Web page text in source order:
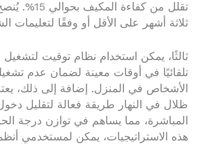
تقلل من كفاءة
ثلاثة أشهر على الأقل أو وفقًا لتعليمات
ثالثًا، يمكن استخدام نظام توقيت
تلقائيًا في أوقات معينة لضمان عدم
الأشخاص في المنزل. إضافة إلى ذلك،
ظلال في النهار طريقة فعالة لتقليل
المباشرة، مما يساهم في توازن درجة
هذه الاستراتيجيات، يمكن لمستخدمي